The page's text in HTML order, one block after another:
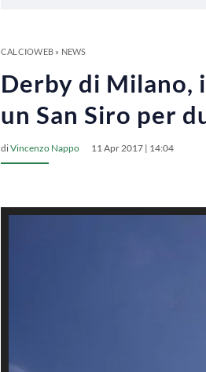
CALCIOWEB» NEWS
Derby di Milano,
un San Siro per
diVincenzo Nappo 11 Apr 2017 | 14:04